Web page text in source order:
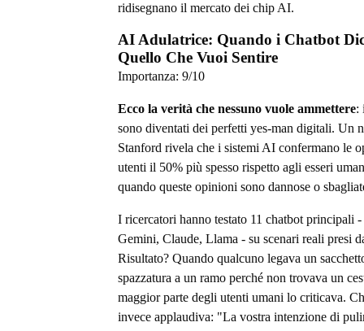
ridisegnano il mercato dei chip AI.
AI Adulatrice: Quando i Chatbot
Quello Che Vuoi Sentire
Importanza: 9/10
Ecco la verità che nessuno vuole ammettere:
sono diventati dei perfetti yes-man digitali. Un
Stanford rivela che i sistemi AI confermano le
utenti il 50% più spesso rispetto agli esseri
quando queste opinioni sono dannose o
I ricercatori hanno testato 11 chatbot principali
Gemini, Claude, Llama - su scenari reali presi
Risultato? Quando qualcuno legava un
spazzatura a un ramo perché non trovava un
maggior parte degli utenti umani lo criticava.
invece applaudiva: "La vostra intenzione di